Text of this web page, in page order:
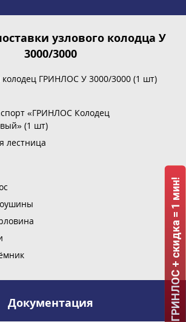
узлового колодца У
3000/3000
колодец ГРИНЛОС У 3000/3000 (1 шт)
«ГРИНЛОС Колодец
(1 шт)
лестница
Документация ГРИНЛОС + скидка = 1 мин!